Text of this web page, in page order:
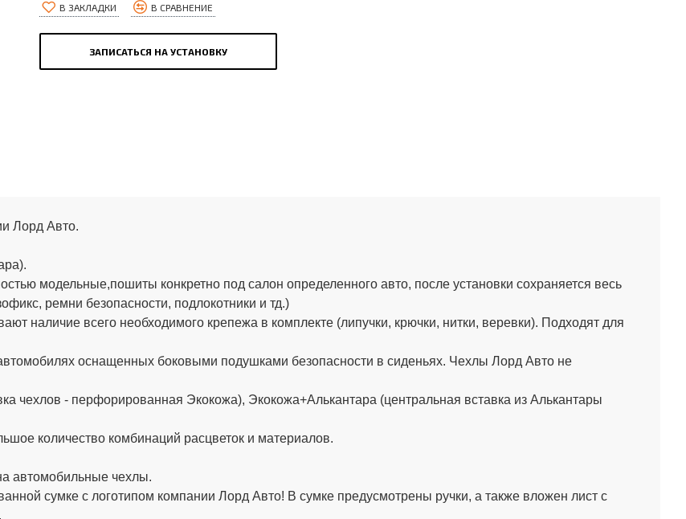
В ЗАКЛАДКИ В СРАВНЕНИЕ
ЗАПИСАТЬСЯ НА УСТАНОВКУ
Лорд Авто.
модельные,пошиты конкретно под салон определенного авто, после установки сохраняется весь
ремни безопасности, подлокотники и тд.)
наличие всего необходимого крепежа в комплекте (липучки, крючки, нитки, веревки). Подходят для
оснащенных боковыми подушками безопасности в сиденьях. Чехлы Лорд Авто не
чехлов - перфорированная Экокожа), Экокожа+Алькантара (центральная вставка из Алькантары
количество комбинаций расцветок и материалов.
автомобильные чехлы.
сумке с логотипом компании Лорд Авто! В сумке предусмотрены ручки, а также вложен лист с